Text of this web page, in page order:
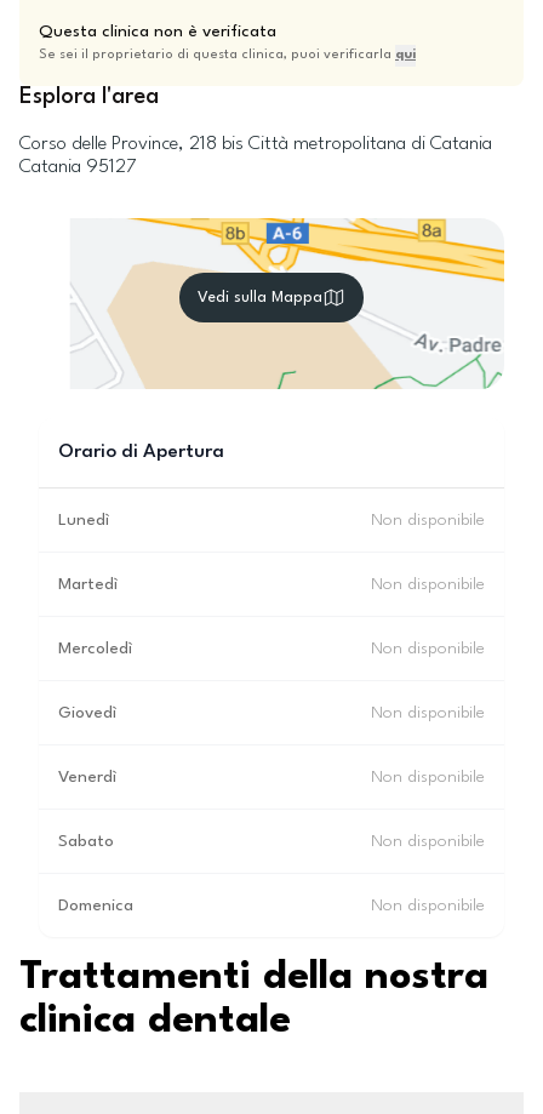
Questa clinica non è verificata
Se sei il proprietario di questa clinica, puoi verificarla qui
Esplora l'area
Corso delle Province, 218 bis Città metropolitana di Catania
Catania 95127
Vedi sulla Mappa
Orario di Apertura
Lunedì Non disponibile
Martedì Non disponibile
Mercoledì Non disponibile
Giovedì Non disponibile
Venerdì Non disponibile
Sabato Non disponibile
Domenica Non disponibile
Trattamenti della nostra
clinica dentale